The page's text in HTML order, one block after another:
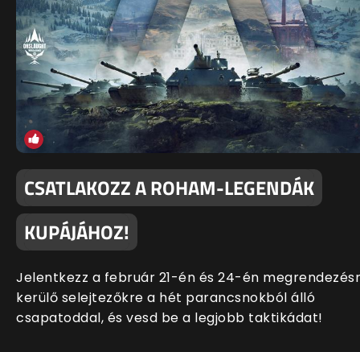
CSATLAKOZZ A ROHAM-LEGENDÁK
KUPÁJÁHOZ!
Jelentkezz a február 21-én és 24-én
kerülő selejtezőkre a hét parancsnokból álló
csapatoddal, és vesd be a legjobb taktikádat!